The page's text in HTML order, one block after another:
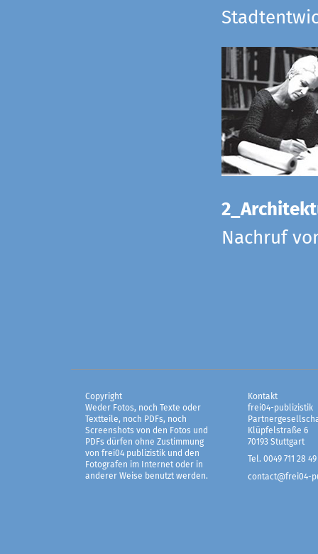
Nachruf
Copyright
Weder Fotos, noch Texte oder
Textteile, noch PDFs, noch
Screenshots von den Fotos und
PDFs dürfen ohne Zustimmung
von frei04 publizistik und den
Fotografen im Internet oder in
anderer Weise benutzt werden.
Kontakt
frei04-publizistik
Klüpfelstraße 6
70193 Stuttgart
Tel. 0049 711 28 49
contact@frei04-